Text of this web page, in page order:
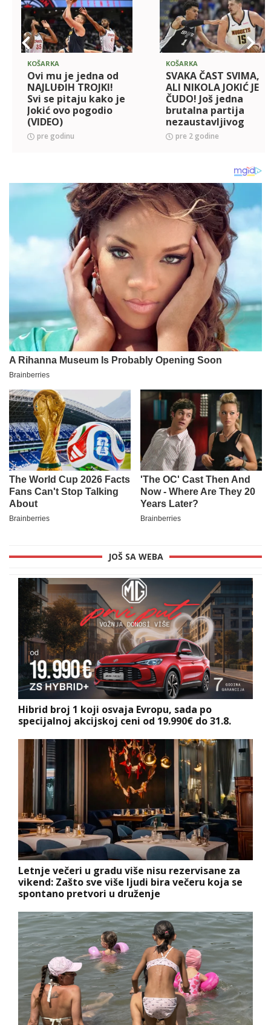
KOŠARKA
Ovi mu je jedna od
NAJLUĐIH TROJKI!
Svi se pitaju kako je
Jokić ovo pogodio
(VIDEO)
pre godinu
KOŠARKA
SVAKA ČAST SVIMA,
ALI NIKOLA JOKIĆ JE
ČUDO! Još jedna
brutalna partija
nezaustavljivog
Srbina! Opet je
uništio nesrećne
pre 2 godine
JOŠ SA WEBA
Hibrid broj 1 koji osvaja Evropu, sada po
specijalnoj akcijskoj ceni od 19.990€ do 31.8.
Letnje večeri u gradu više nisu rezervisane za
vikend: Zašto sve više ljudi bira večeru koja se
spontano pretvori u druženje